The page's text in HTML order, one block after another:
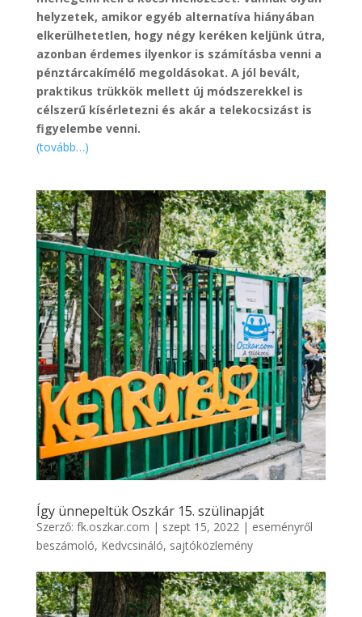
helyzetek, amikor egyéb alternatíva hiányában
elkerülhetetlen, hogy négy keréken keljünk útra,
azonban érdemes ilyenkor is számításba venni a
pénztárcakímélő megoldásokat. A jól bevált,
praktikus trükkök mellett új módszerekkel is
célszerű kísérletezni és akár a telekocsizást is
figyelembe venni.
(tovább…)
Így ünnepeltük Oszkár 15. szülinapját
Szerző: fk.oszkar.com | szept 15, 2022| eseményről
beszámoló, Kedvcsináló, sajtóközlemény